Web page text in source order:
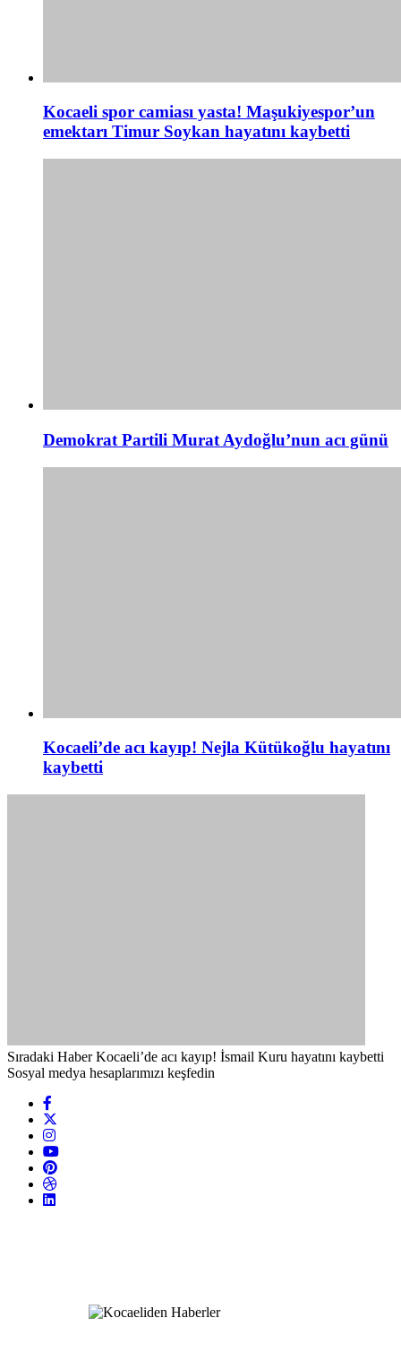
Kocaeli spor camiası yasta! Maşukiyespor’un
emektarı Timur Soykan hayatını kaybetti
Demokrat Partili Murat Aydoğlu’nun acı günü
Kocaeli’de acı kayıp! Nejla Kütükoğlu hayatını
kaybetti
Sıradaki Haber Kocaeli’de acı kayıp! İsmail Kuru hayatını kaybetti
Sosyal medya hesaplarımızı keşfedin